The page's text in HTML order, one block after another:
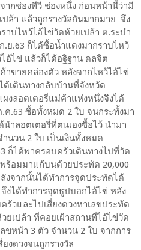
ากช่องทีวี ช่องหนึ่ง ก่อนหน้านี้ว่ามี
ล้า แล้วถูกรางวัลกันมากมาย จึง
บไหว้ไอ้ไข่วัดห้วยเปล้า ต.ระบำ
.ย.63 ก็ได้ซื้อน้ำแดงมากราบไหว้
อ้ไข่ แล้วก็ได้อฐิฐาน ดลจิต
ขายคล่องตัว หลังจากไหว้ไอ้ไข่
ด้เดินทางกลับบ้านที่จังหวัด
งลอตเตอรี่แม่ค้าแห่งหนึ่งจึงได้
.ค.63 ซื้อทั้งหมด 2 ใบ จนกระทั้งมา
ำลอตเตอรี่ที่ตนเองซื้อไว้ นำมา
นวน 2 ใบ เป็นเงินทั้งหมด
ก็ได้พาครอบครัวเดินทางไปที่วัด
ร้อมมาแก้บนด้วยประทัด 20,000
งจากนั้นได้ทำการจุดประทัดได้
จึงได้ทำการจุดธูปบอกไอ้ไข่ หลัง
วและไปเสี่ยงดวงหาเลขประทัด
ยเปล้า ที่คอยเฝ้าสถานที่ไอ้ไข่วัด
ขหน้า 3 ตัว จำนวน 2 ใบ จากการ
งดวงจนถูกรางวัล